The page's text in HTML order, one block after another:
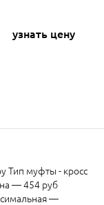
узнать цену
Тип муфты - кросс
— 454 руб
—